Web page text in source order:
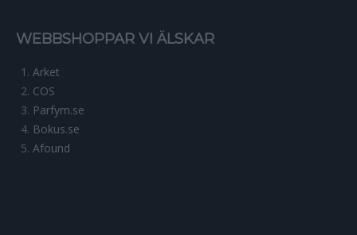
WEBBSHOPPAR VI ÄLSKAR
Arket
COS
Parfym.se
Bokus.se
Afound